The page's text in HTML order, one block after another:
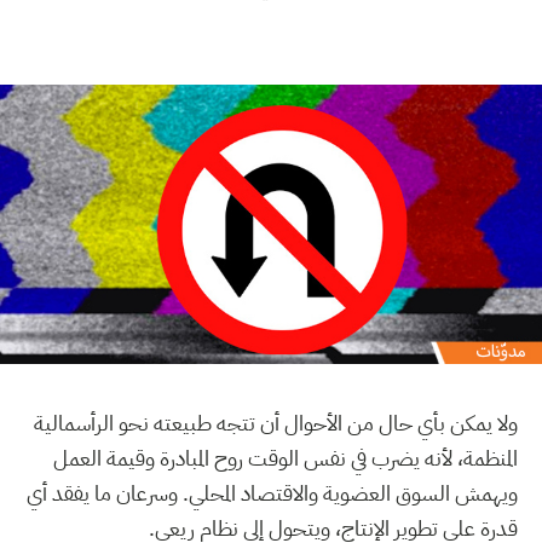
ولا يمكن بأي حال من الأحوال أن تتجه طبيعته نحو الرأسمالية
المنظمة، لأنه يضرب في نفس الوقت روح المبادرة وقيمة العمل
ويهمش السوق العضوية والاقتصاد المحلي. وسرعان ما يفقد أي
قدرة على تطوير الإنتاج، ويتحول إلى نظام ريعي.